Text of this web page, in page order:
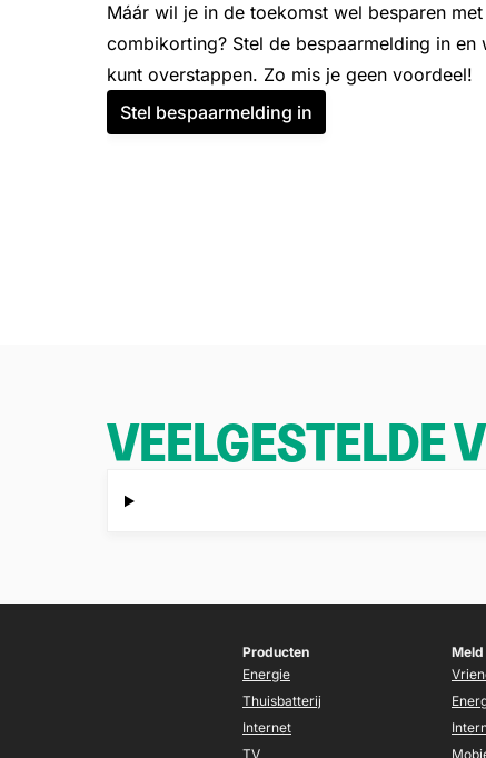
Máár wil je in de toekomst wel besparen
combikorting? Stel de bespaarmelding in en
kunt overstappen. Zo mis je geen voordeel!
Stel bespaarmelding in
VEELGESTELDE
Producten
Energie
Thuisbatterij
Internet
TV
Meld